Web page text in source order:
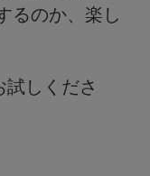
るのか、楽し
試しくださ